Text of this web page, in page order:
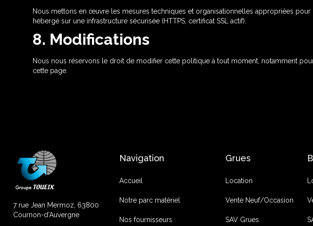
Nous mettons en œuvre les mesures techniques et organisationnelles appropriées
hébergé sur une infrastructure sécurisée (HTTPS, certificat SSL actif).
8. Modifications
Nous nous réservons le droit de modifier cette politique à tout moment, notamment
cette page.
7 rue Jean Mermoz, 63800
Cournon-d'Auvergne
Navigation
Accueil
Notre parc matériel
Nos fournisseurs
Grues
Location
Vente Neuf/Occasion
SAV Grues